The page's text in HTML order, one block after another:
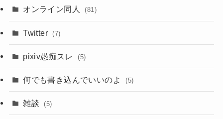
オンライン同人 (81)
Twitter (7)
pixiv愚痴スレ (5)
何でも書き込んでいいのよ (5)
雑談 (5)